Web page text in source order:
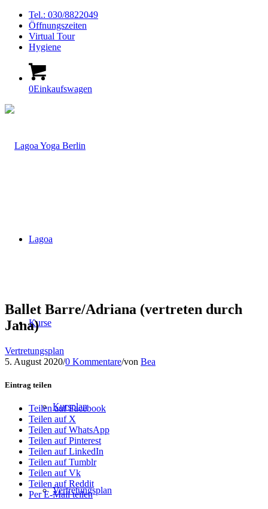
Tel.: 030/8822049
Öffnungszeiten
Virtual Tour
Hygiene
0Einkaufswagen
Lagoa
Kurse
Kursplan
Vertretungsplan
Ballet Barre/Adriana (vertreten durch
Jana)
Vertretungsplan
5. August 2020/0 Kommentare/von Bea
Eintrag teilen
Teilen auf Facebook
Teilen auf X
Teilen auf WhatsApp
Teilen auf Pinterest
Teilen auf LinkedIn
Teilen auf Tumblr
Teilen auf Vk
Teilen auf Reddit
Per E-Mail teilen